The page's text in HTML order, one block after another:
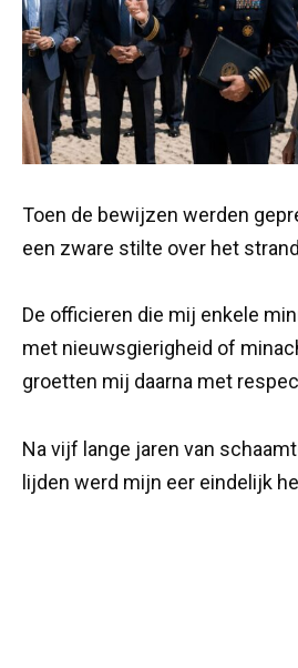
Toen de bewijzen werden
een zware stilte over het
De officieren die mij enkele
met nieuwsgierigheid of
groetten mij daarna met
Na vijf lange jaren van
lijden werd mijn eer eindelijk